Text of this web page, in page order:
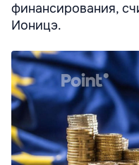
финансирования,
Ионицэ.